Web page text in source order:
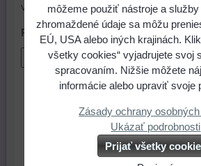
výberu 30 kusového zvýhodneného
Počet kusov
Cena: 0,12
ks Do
Skladové číslo:Dostupnosť:
môžeme použiť nástroje a
zhromaždené údaje sa môžu
EÚ, USA alebo iných krajinách.
všetky cookies“ vyjadrujete svoj
spracovaním. Nižšie môžete
informácie alebo upraviť svoje
Zásady ochrany
Ukázať podrobnosti
Prijať všetky